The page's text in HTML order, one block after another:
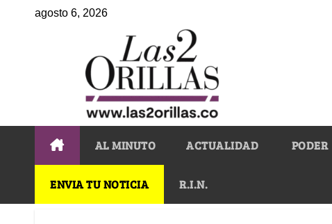
agosto 6, 2026
AL MINUTO ACTUALIDAD PODER
ENVIA TU NOTICIA R.I.N.